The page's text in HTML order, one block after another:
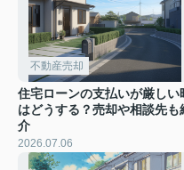
不動産売却
住宅ローンの支払いが厳しい
はどうする？売却や相談先も
介
2026.07.06